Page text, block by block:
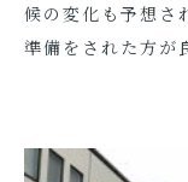
候の変化も予想さ
準備をされた方